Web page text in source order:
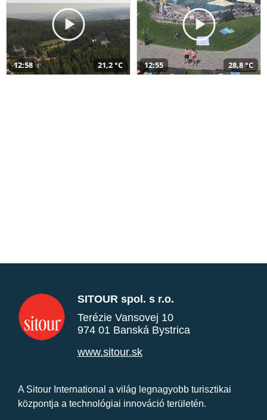
12:58 21,2 °C 12:55 28,8 °C
SITOUR spol. s r.o.
Terézie Vansovej 10
974 01 Banská Bystrica
www.sitour.sk
A Sitour International a világ legnagyobb turisztikai
központja a technológiai innováció területén.